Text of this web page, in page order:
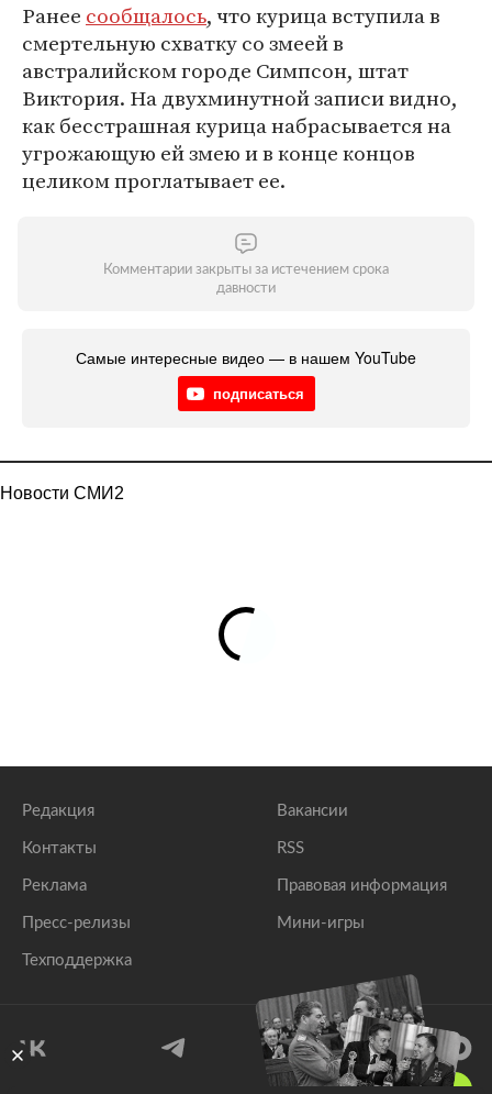
Ранее сообщалось, что курица вступила в
смертельную схватку со змеей в
австралийском городе Симпсон, штат
Виктория. На двухминутной записи видно,
как бесстрашная курица набрасывается на
угрожающую ей змею и в конце концов
целиком проглатывает ее.
Комментарии закрыты за истечением срока
давности
Самые интересные видео — в нашем YouTube
подписаться
Новости СМИ2
Редакция
Контакты
Реклама
Пресс-релизы
Техподдержка
Вакансии
RSS
Правовая информация
Мини-игры